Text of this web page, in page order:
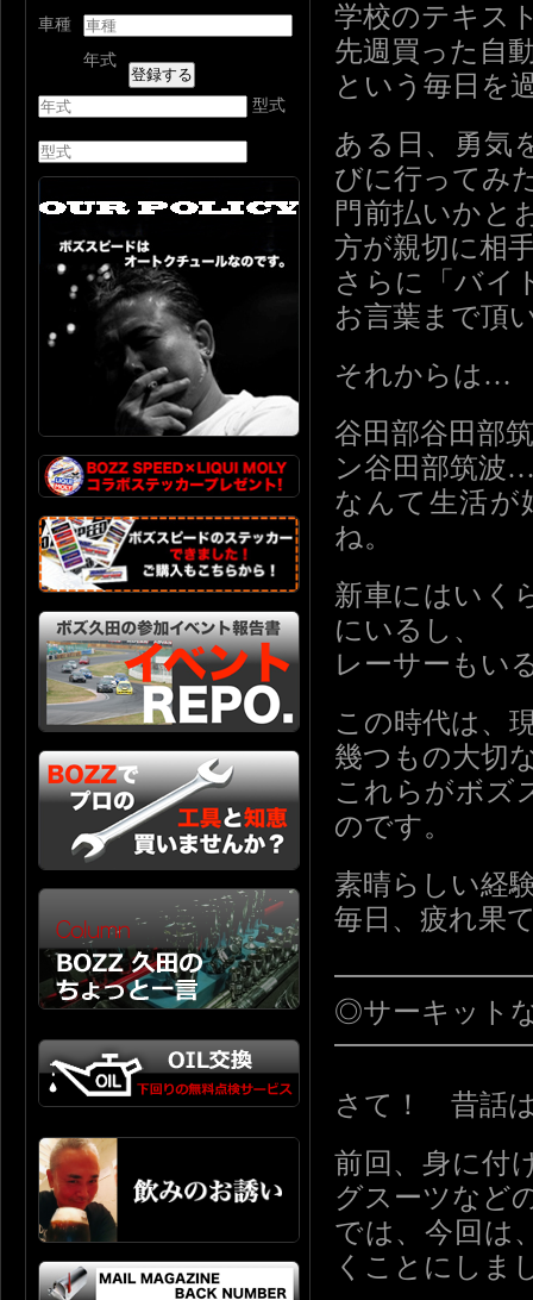
学校のテキス
先週買った自
という毎日を
ある日、勇気
びに行ってみ
門前払いかと
方が親切に相
さらに「バイ
お言葉まで頂
それからは…
谷田部谷田部
ン谷田部筑波
なんて生活が
ね。
新車にはいく
にいるし、
レーサーもい
この時代は、
幾つもの大切
これらがボズ
のです。
素晴らしい経
毎日、疲れ果
◎サーキット
さて！ 昔話
前回、身に付
グスーツなど
では、今回は
くことにしま
車種
年式
型式